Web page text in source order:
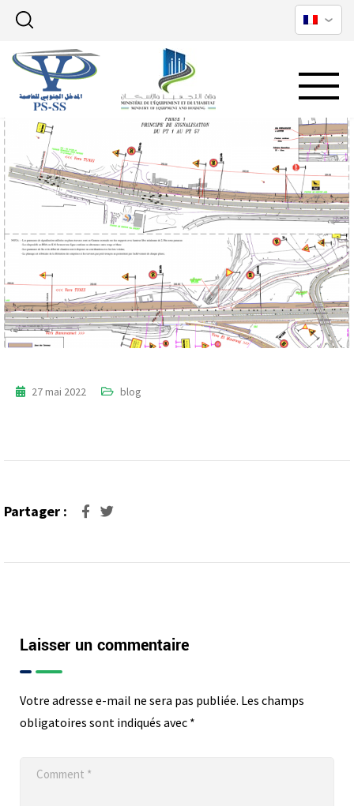
27 mai 2022 blog
Partager :
Laisser un commentaire
Votre adresse e-mail ne sera pas publiée. Les champs
obligatoires sont indiqués avec *